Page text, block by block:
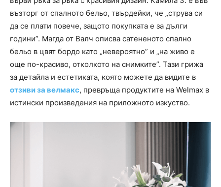
възторг от спалното бельо, твърдейки, че „струва си
да се плати повече, защото покупката е за дълги
години”. Магда от Валч описва сатененото спално
бельо в цвят бордо като „невероятно” и „на живо е
още по-красиво, отколкото на снимките”. Тази грижа
за детайла и естетиката, която можете да видите в
отзиви за велмакс, превръща продуктите на Welmax в
истински произведения на приложното изкуство.